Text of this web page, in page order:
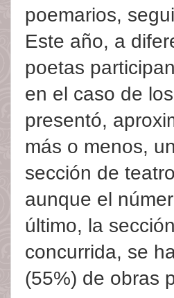
poemarios,
Este año, a
poetas
en el caso de
presentó,
más o menos,
sección de
aunque el
último, la
concurrida, se
(55%) de obras